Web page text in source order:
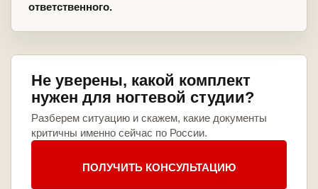
ответственного.
Не уверены, какой комплект
нужен для ногтевой студии?
Разберем ситуацию и скажем, какие документы
критичны именно сейчас по России.
ПОЛУЧИТЬ КОНСУЛЬТАЦИЮ